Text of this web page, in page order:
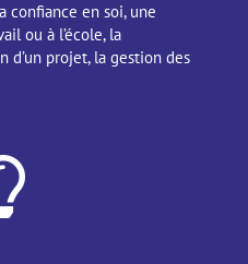
confiance en soi, une
ou à l’école, la
d’un projet, la gestion des